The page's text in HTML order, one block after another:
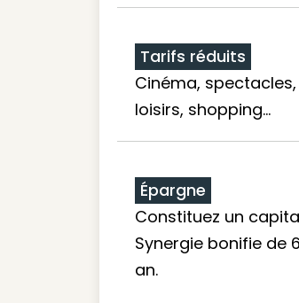
Tarifs réduits
Cinéma,
loisirs, shopping...
Épargne
Constituez un
Synergie bonifie de
an.